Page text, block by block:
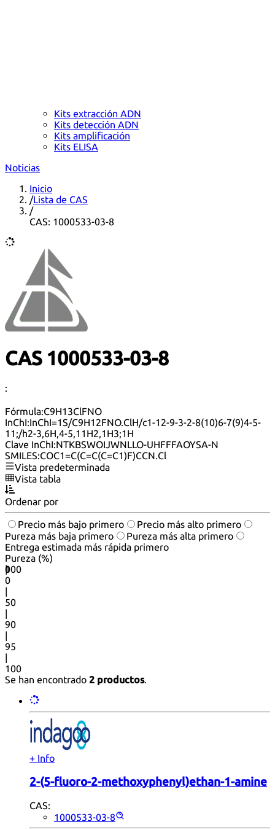
Kits extracción ADN
Kits detección ADN
Kits amplificación
Kits ELISA
Noticias
Inicio
/Lista de CAS
/
CAS: 1000533-03-8
CAS 1000533-03-8
:
Fórmula:C9H13ClFNO
InChI:InChI=1S/C9H12FNO.ClH/c1-12-9-3-2-8(10)6-7(9)4-5-
11;/h2-3,6H,4-5,11H2,1H3;1H
Clave InChI:NTKBSWOIJWNLLO-UHFFFAOYSA-N
SMILES:COC1=C(C=C(C=C1)F)CCN.Cl
Vista predeterminada
Vista tabla
Ordenar por
Precio más bajo primero
Precio más alto primero
Pureza más baja primero
Pureza más alta primero
Entrega estimada más rápida primero
Pureza (%)
0
100
|
0
|
50
|
90
|
95
|
100
Se han encontrado 2 productos.
+ Info
2-(5-fluoro-2-methoxyphenyl)ethan-1-amine
CAS:
1000533-03-8